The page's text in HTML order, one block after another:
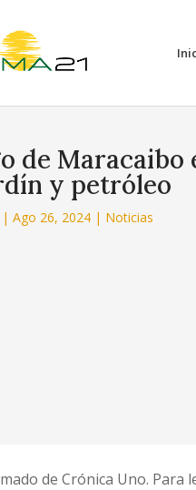
de Maracaibo
y petróleo
|Ago 26, 2024 | Noticias
de Crónica Uno. Para